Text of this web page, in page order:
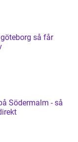
så får
Södermalm - så